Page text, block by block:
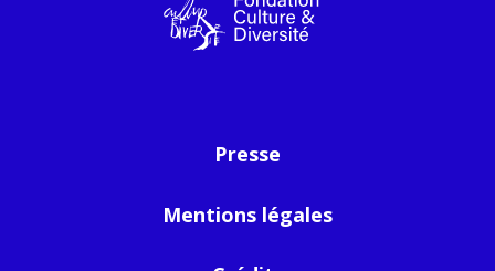
Presse
Mentions légales